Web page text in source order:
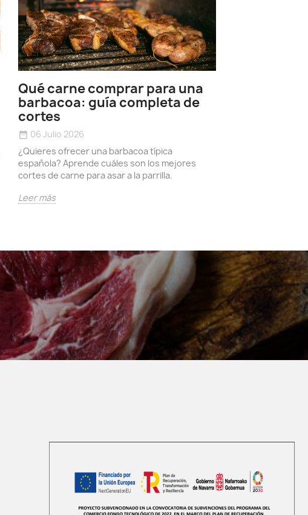
Qué carne comprar para una
barbacoa: guía completa de
cortes
date_range 06 Julio 2026
¿Quieres ofrecer una barbacoa típica
española? Aprende cuáles son los mejores
cortes de carne para asar a la parrilla.
Leer más